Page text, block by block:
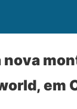
nova
em